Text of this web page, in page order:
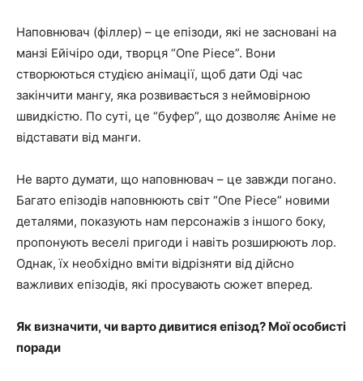
Наповнювач (філлер) – це епізоди, які не засновані на
манзі Ейічіро оди, творця “One Piece”. Вони
створюються студією анімації, щоб дати Оді час
закінчити мангу, яка розвивається з неймовірною
швидкістю. По суті, це “буфер”, що дозволяє Аніме не
відставати від манги.
Не варто думати, що наповнювач – це завжди погано.
Багато епізодів наповнюють світ “One Piece” новими
деталями, показують нам персонажів з іншого боку,
пропонують веселі пригоди і навіть розширюють лор.
Однак, їх необхідно вміти відрізняти від дійсно
важливих епізодів, які просувають сюжет вперед.
Як визначити, чи варто дивитися епізод? Мої особисті
поради